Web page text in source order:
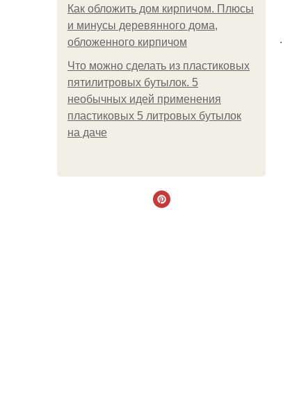
Как обложить дом кирпичом. Плюсы
и минусы деревянного дома,
обложенного кирпичом
Что можно сделать из пластиковых
пятилитровых бутылок. 5
необычных идей применения
пластиковых 5 литровых бутылок
на даче
.